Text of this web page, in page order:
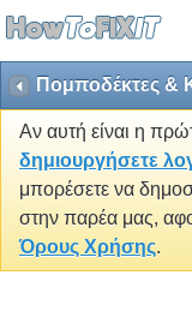
Πομποδέκτες &
Αν αυτή είναι η
δημιουργήσετε
μπορέσετε να
στην παρέα μας,
Όρους Χρήσης.